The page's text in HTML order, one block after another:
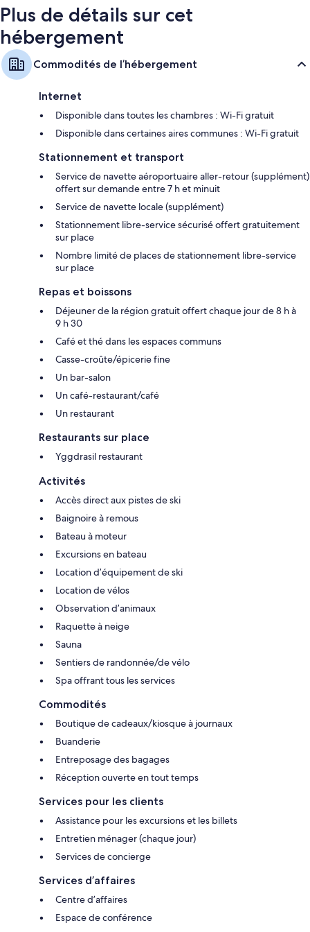
Plus de détails sur cet
hébergement
Commodités de l’hébergement
Internet
Disponible dans toutes les chambres : Wi-Fi gratuit
Disponible dans certaines aires communes : Wi-Fi gratuit
Stationnement et transport
Service de navette aéroportuaire aller-retour (supplément)
offert sur demande entre 7 h et minuit
Service de navette locale (supplément)
Stationnement libre-service sécurisé offert gratuitement
sur place
Nombre limité de places de stationnement libre-service
sur place
Repas et boissons
Déjeuner de la région gratuit offert chaque jour de 8 h à
9 h 30
Café et thé dans les espaces communs
Casse-croûte/épicerie fine
Un bar-salon
Un café-restaurant/café
Un restaurant
Restaurants sur place
Yggdrasil restaurant
Activités
Accès direct aux pistes de ski
Baignoire à remous
Bateau à moteur
Excursions en bateau
Location d’équipement de ski
Location de vélos
Observation d’animaux
Raquette à neige
Sauna
Sentiers de randonnée/de vélo
Spa offrant tous les services
Commodités
Boutique de cadeaux/kiosque à journaux
Buanderie
Entreposage des bagages
Réception ouverte en tout temps
Services pour les clients
Assistance pour les excursions et les billets
Entretien ménager (chaque jour)
Services de concierge
Services d’affaires
Centre d’affaires
Espace de conférence